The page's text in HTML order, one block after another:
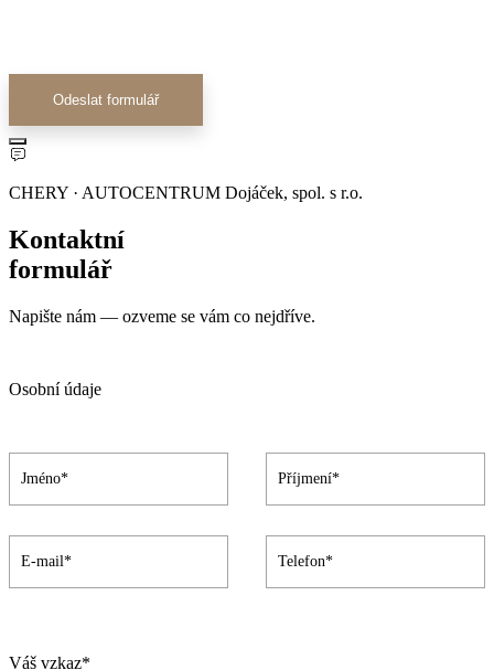
Odeslat formulář
CHERY · AUTOCENTRUM Dojáček, spol. s r.o.
Kontaktní
formulář
Napište nám — ozveme se vám co nejdříve.
Osobní údaje
Váš vzkaz*